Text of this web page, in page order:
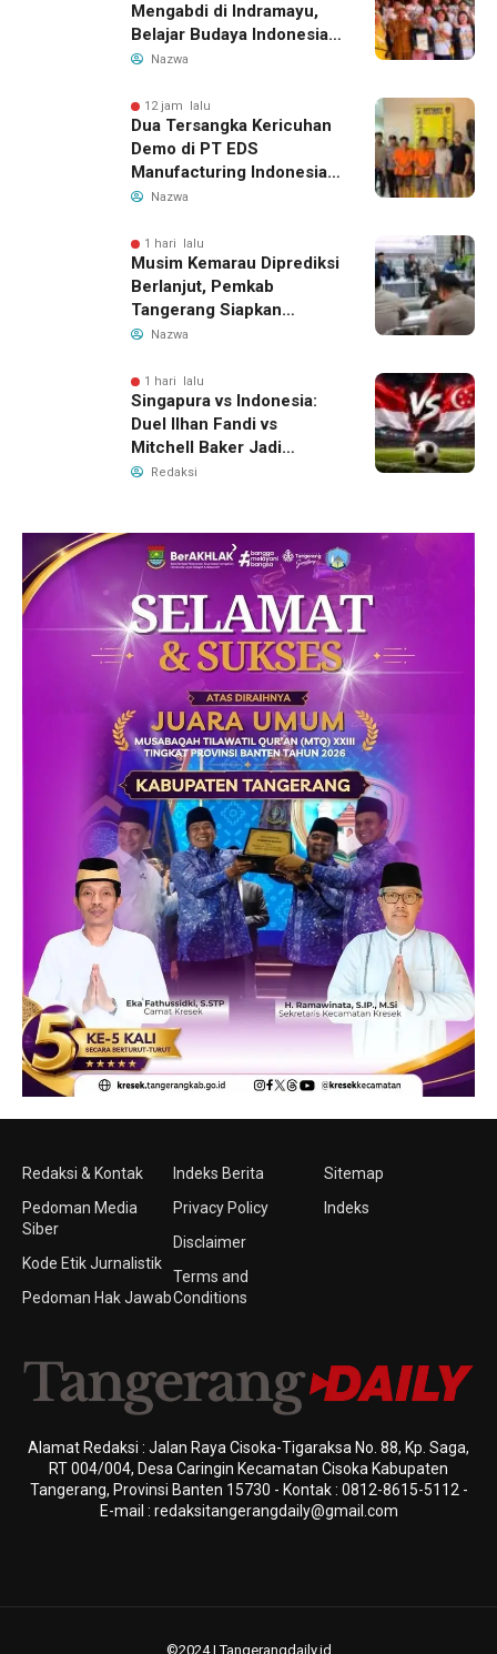
Mengabdi di Indramayu,
Belajar Budaya Indonesia
dan Edukasi Pekerja
Nazwa
12 jam lalu
Dua Tersangka Kericuhan
Demo di PT EDS
Manufacturing Indonesia
Ditahan, Polda Banten
Pengelolaan Limbah
Nazwa
1 hari lalu
Musim Kemarau Diprediksi
Berlanjut, Pemkab
Tangerang Siapkan
Langkah Antisipasi Krisis
Nazwa
1 hari lalu
Singapura vs Indonesia:
Duel Ilhan Fandi vs
Mitchell Baker Jadi
Sorotan di Piala AFF 2026
Redaksi
Redaksi & Kontak
Pedoman Media
Siber
Kode Etik Jurnalistik
Pedoman Hak Jawab
Indeks Berita
Privacy Policy
Disclaimer
Terms and
Conditions
Sitemap
Indeks
Alamat Redaksi : Jalan Raya Cisoka-Tigaraksa No. 88, Kp. Saga,
RT 004/004, Desa Caringin Kecamatan Cisoka Kabupaten
Tangerang, Provinsi Banten 15730 - Kontak : 0812-8615-5112 -
E-mail : redaksitangerangdaily@gmail.com
©2024 | Tangerangdaily.id